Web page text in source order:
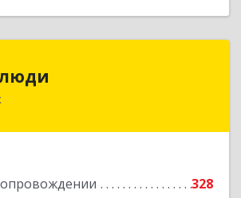
328
Мансийский Автономный округ
Подробнее